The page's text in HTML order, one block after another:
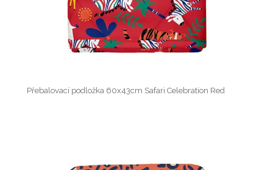
Přebalovací podložka 60x43cm Safari Celebration Red